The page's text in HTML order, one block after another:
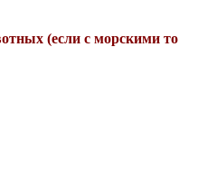
(если с морскими то